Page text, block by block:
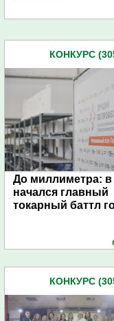
КОНКУРС
До миллиметра: в
начался главный
токарный баттл
КОНКУРС